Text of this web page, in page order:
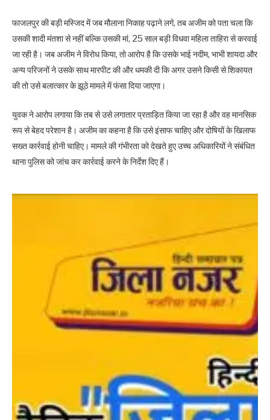
फाजलपुर की बड़ी मस्जिद में जब मौलाना निकाह पढ़ाने लगे, तब अजीम को पता चला कि
उसकी शादी मंतशा से नहीं बल्कि उसकी मां, 25 साल बड़ी विधवा महिला ताहिरा से करवाई
जा रही है। जब अजीम ने विरोध किया, तो आरोप है कि उसके भाई नदीम, भाभी शायदा और
अन्य परिजनों ने उसके साथ मारपीट की और धमकी दी कि अगर उसने किसी से शिकायत
की तो उसे बलात्कार के झूठे मामले में फंसा दिया जाएगा।
युवक ने आरोप लगाया कि तब से उसे लगातार प्रताड़ित किया जा रहा है और वह मानसिक
रूप से बेहद परेशान है। अजीम का कहना है कि उसे इंसाफ चाहिए और दोषियों के खिलाफ
सख्त कार्रवाई होनी चाहिए। मामले की गंभीरता को देखते हुए उच्च अधिकारियों ने संबंधित
थाना पुलिस को जांच कर कार्रवाई करने के निर्देश दिए हैं।